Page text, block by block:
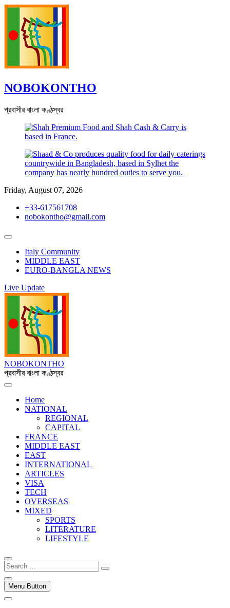
Skip
content
NOBOKONTHO
প্রবাসীর বাংলা কণ্ঠস্বর
Friday, August 07, 2026
+33-617561708
nobokontho@gmail.com
Italy Community
MIDDLE EAST
EURO-BANGLA NEWS
Live Update
NOBOKONTHO
প্রবাসীর বাংলা কণ্ঠস্বর
Home
NATIONAL
REGIONAL
CAPITAL
FRANCE
MIDDLE EAST
EAST
INTERNATIONAL
ARTICLES
VISA
TECH
OVERSEAS
MIXED
SPORTS
LITERATURE
LIFESTYLE
Search
…
Menu Button